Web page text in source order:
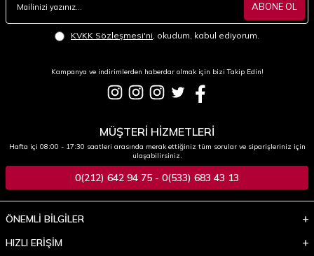
ABONE OL
KVKK Sözleşmesi'ni , okudum, kabul ediyorum.
Kampanya ve indirimlerden haberdar olmak için bizi Takip Edin!
MÜŞTERİ HİZMETLERİ
Hafta içi 08:00 - 17:30 saatleri arasında merak ettiğiniz tüm sorular ve siparişleriniz için
ulaşabilirsiniz.
0(212) 642 94 75 - 0(533) 683 43 13
ÖNEMLİ BİLGİLER
HIZLI ERİŞİM